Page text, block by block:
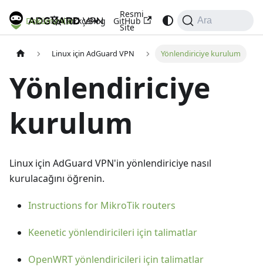
Dokümanlar Blog
Resmi
Site
Türkçe GitHub Ara
Linux için AdGuard VPN Yönlendiriciye kurulum
Yönlendiriciye
kurulum
Linux için AdGuard VPN'in yönlendiriciye nasıl
kurulacağını öğrenin.
Instructions for MikroTik routers
Keenetic yönlendiricileri için talimatlar
OpenWRT yönlendiricileri için talimatlar